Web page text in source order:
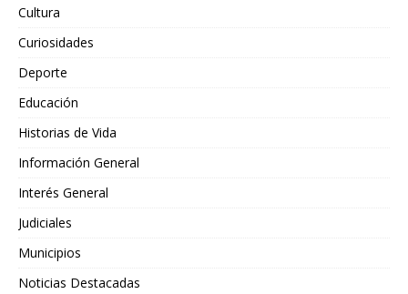
Cultura
Curiosidades
Deporte
Educación
Historias de Vida
Información General
Interés General
Judiciales
Municipios
Noticias Destacadas